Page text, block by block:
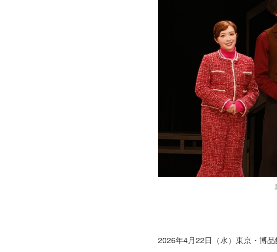
2026年4月22日（水）東京・博